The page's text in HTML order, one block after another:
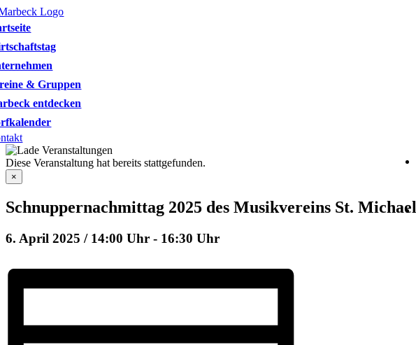
Skip
to
content
& Gruppen
entdecken
Diese Veranstaltung hat bereits stattgefunden.
×
Schnuppernachmittag 2025 des Musikvereins St. Michael
6. April 2025 / 14:00 Uhr - 16:30 Uhr